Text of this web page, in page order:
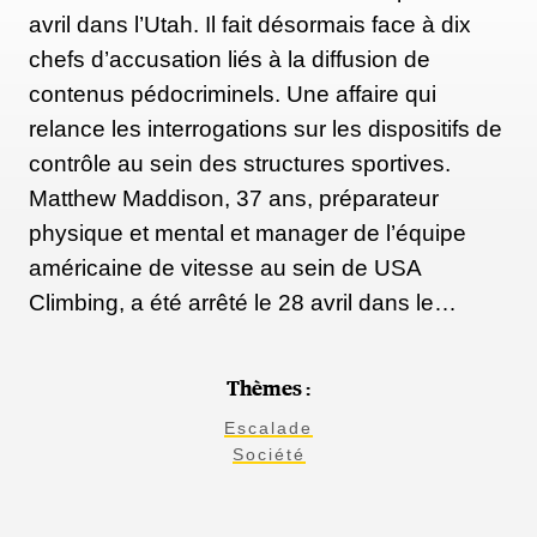
avril dans l’Utah. Il fait désormais face à dix
chefs d’accusation liés à la diffusion de
contenus pédocriminels. Une affaire qui
relance les interrogations sur les dispositifs de
contrôle au sein des structures sportives.
Matthew Maddison, 37 ans, préparateur
physique et mental et manager de l’équipe
américaine de vitesse au sein de USA
Climbing, a été arrêté le 28 avril dans le…
Thèmes :
Escalade
Société